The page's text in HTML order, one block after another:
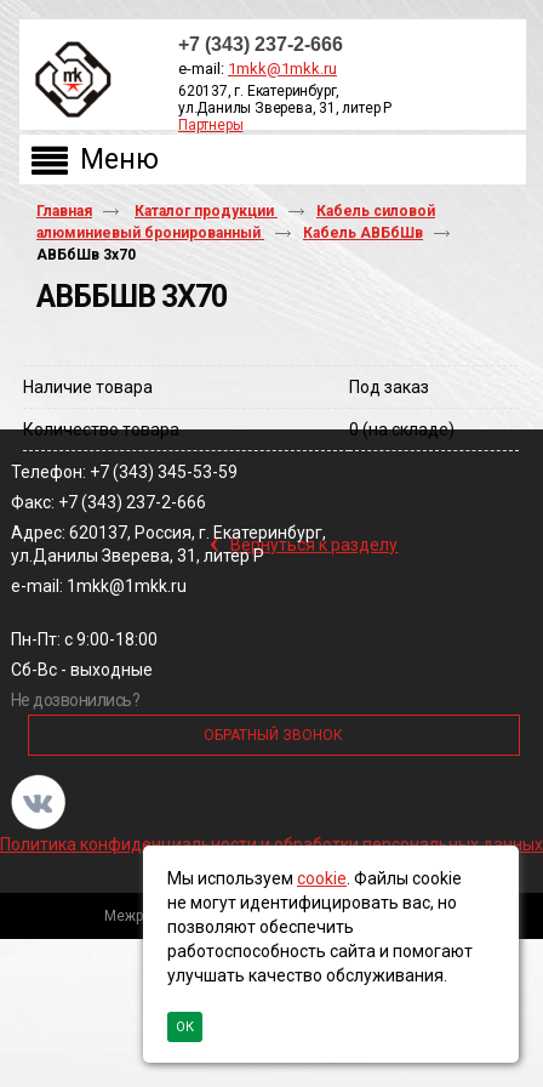
+7 (343) 237-2-666
e-mail: 1mkk@1mkk.ru
620137, г. Екатеринбург,
ул.Данилы Зверева, 31, литер Р
Партнеры
Главная Каталог продукции
Кабель силовой
алюминиевый бронированный
Кабель АВБбШв
АВБбШв 3х70
АВББШВ 3Х70
Наличие товара Под заказ
Количество товара 0(на складе)
‹ Вернуться к разделу
Телефон: +7 (343) 345-53-59
Факс: +7 (343) 237-2-666
Адрес: 620137, Россия, г. Екатеринбург,
ул.Данилы Зверева, 31, литер Р
e-mail: 1mkk@1mkk.ru
Пн-Пт: с 9:00-18:00
Сб-Вс - выходные
Не дозвонились?
ОБРАТНЫЙ ЗВОНОК
Политика конфиденциальности и обработки персональных данных
Межрегиональная кабельная компания, 2016 ©
Мы используем cookie . Файлы cookie
не могут идентифицировать вас, но
позволяют обеспечить
работоспособность сайта и помогают
улучшать качество обслуживания.
ОК